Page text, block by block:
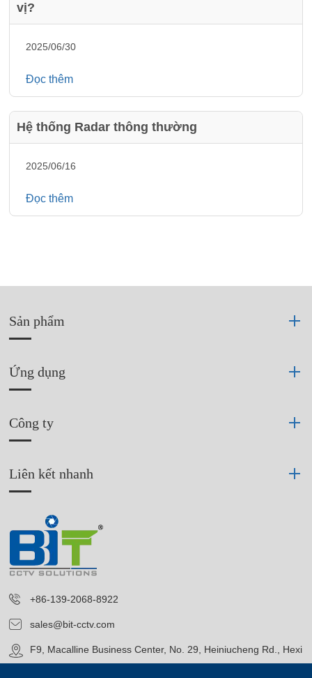
vị?
2025/06/30
Đọc thêm
Hệ thống Radar thông thường
2025/06/16
Đọc thêm
Sản phẩm
Ứng dụng
Công ty
Liên kết nhanh
+86-139-2068-8922
sales@bit-cctv.com
F9, Macalline Business Center, No. 29, Heiniucheng Rd., Hexi